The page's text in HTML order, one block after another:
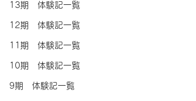
13期 体験記一覧
12期 体験記一覧
11期 体験記一覧
10期 体験記一覧
9期 体験記一覧